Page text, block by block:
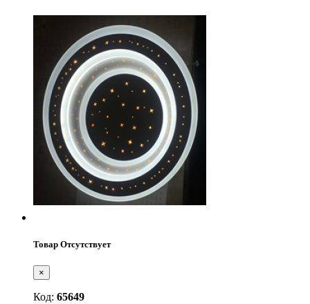
Товар Отсутствует
×
Код: 65649